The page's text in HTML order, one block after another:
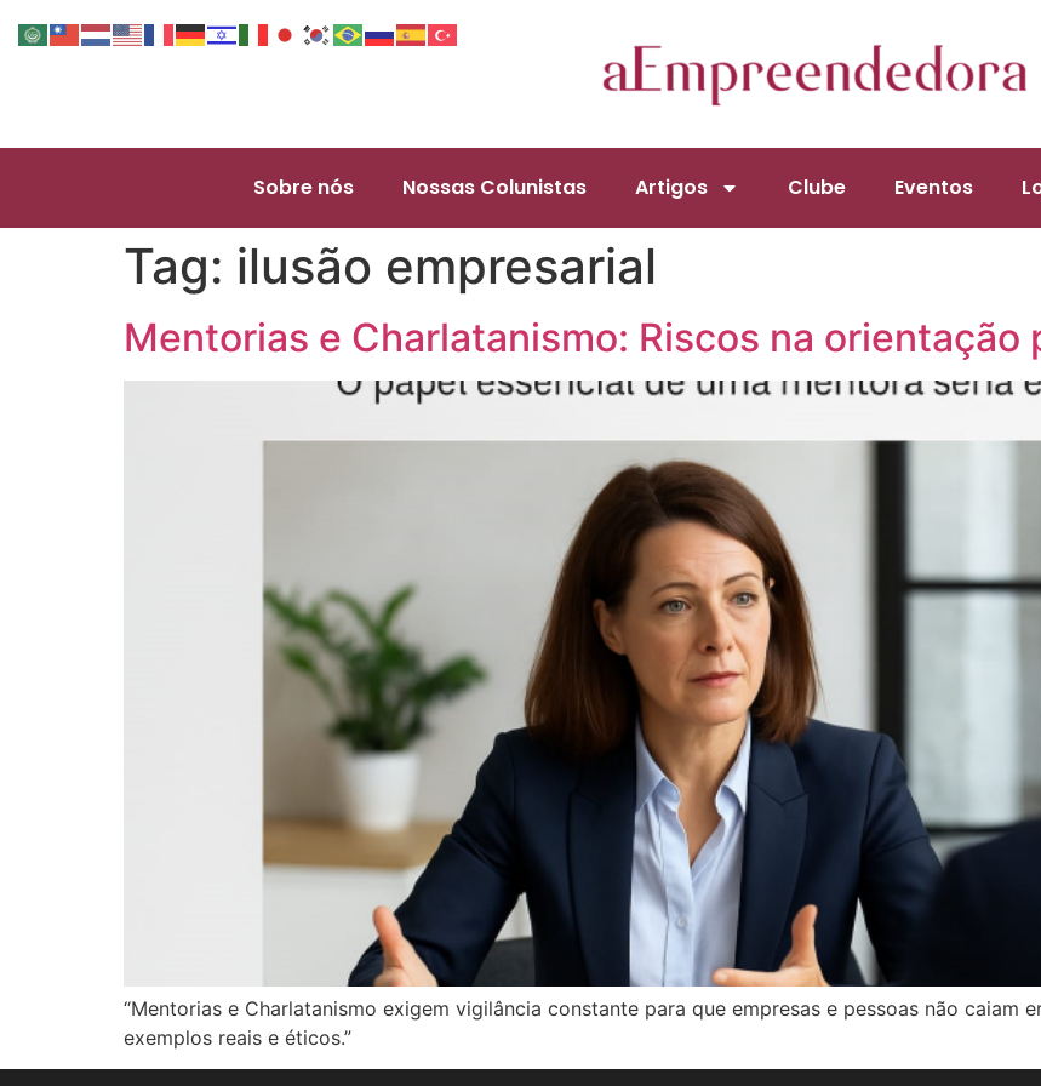
Sobre nós Nossas Colunistas Artigos Clube Eventos
Tag: ilusão empresarial
Mentorias e Charlatanismo: Riscos na orientação
“Mentorias e Charlatanismo exigem vigilância constante para que empresas e pessoas não caiam
exemplos reais e éticos.”